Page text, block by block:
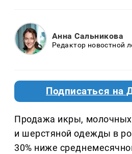
Анна Сальникова
Редактор новостной
Подписаться на
Продажа икры, молочных
и шерстяной одежды в
30% ниже